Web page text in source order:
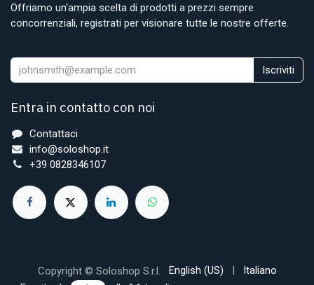
Offriamo un'ampia scelta di prodotti a prezzi sempre
concorrenziali, registrati per visionare tutte le nostre offerte.
Iscriviti
Entra in contatto con noi
Contattaci
info@soloshop.it
+39 0828346107
Copyright © Soloshop S.r.l. English (US) |
Italiano